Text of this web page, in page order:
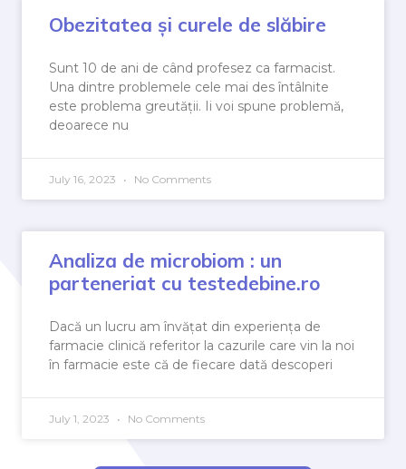
Obezitatea și curele de slăbire
Sunt 10 de ani de când profesez ca farmacist.
Una dintre problemele cele mai des întâlnite
este problema greutății. Ii voi spune problemă,
deoarece nu
July 16, 2023 No Comments
Analiza de microbiom : un
parteneriat cu testedebine.ro
Dacă un lucru am învățat din experiența de
farmacie clinică referitor la cazurile care vin la noi
în farmacie este că de fiecare dată descoperi
July 1, 2023 No Comments